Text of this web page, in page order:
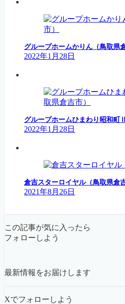
グループホームかりん（鳥取県
2022年1月28日
グループホームひまわり昭和町
2022年1月28日
倉吉スターロイヤル（鳥取県倉
2021年8月26日
この記事が気に入ったら
フォローしよう
最新情報をお届けします
Xでフォローしよう